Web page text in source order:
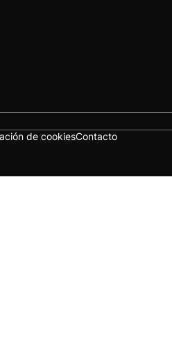
de cookiesContacto